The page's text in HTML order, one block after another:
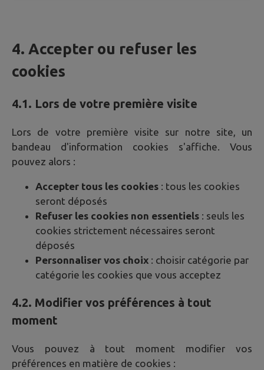
4. Accepter ou refuser les
cookies
4.1. Lors de votre première visite
Lors de votre première visite sur notre site, un
bandeau d'information cookies s'affiche. Vous
pouvez alors :
Accepter tous les cookies : tous les cookies
seront déposés
Refuser les cookies non essentiels : seuls les
cookies strictement nécessaires seront
déposés
Personnaliser vos choix : choisir catégorie par
catégorie les cookies que vous acceptez
4.2. Modifier vos préférences à tout
moment
Vous pouvez à tout moment modifier vos
préférences en matière de cookies :